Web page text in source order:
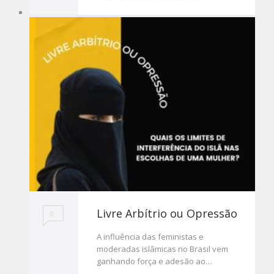
0 Livre Arbítrio ou Opressão
A influência das feministas e
moderadas islâmicas no Brasil vem
ganhando força e adesão ao…